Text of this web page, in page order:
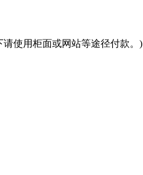
请使用柜面或网站等途径付款。)